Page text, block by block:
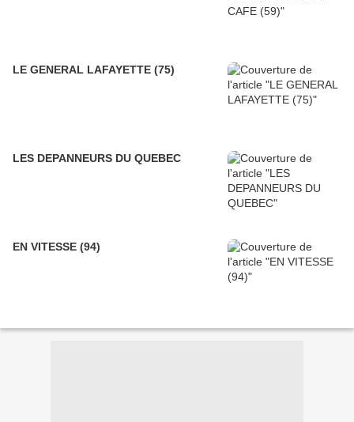
LE GENERAL LAFAYETTE (75)
LES DEPANNEURS DU QUEBEC
EN VITESSE (94)